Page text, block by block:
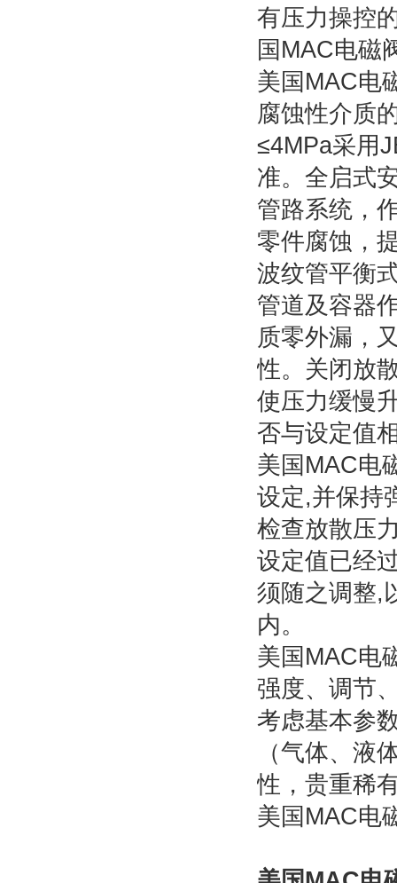
有压力操控
国MAC电磁
美国MAC电
腐蚀性介质
≤4MPa采用
准。全启式
管路系统，
零件腐蚀，
波纹管平衡
管道及容器
质零外漏，
性。关闭放
使压力缓慢
否与设定值
美国MAC电
设定,并保持
检查放散压
设定值已经
须随之调整,
内。
美国MAC电
强度、调节
考虑基本参
（气体、液
性，贵重稀
美国MAC电